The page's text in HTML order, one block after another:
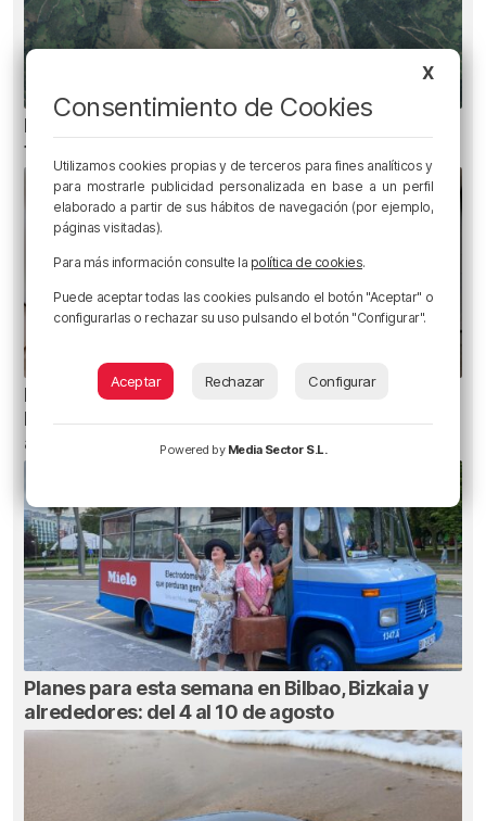
Heridas dos personas en un accidente entre
tres vehículos en la A8 en Muskiz
Planes para este fin de semana en Bilbao,
Bizkaia y alrededores: del 30 de julio al 2 de
agosto
Planes para esta semana en Bilbao, Bizkaia y
alrededores: del 4 al 10 de agosto
X
Consentimiento de Cookies
Utilizamos cookies propias y de terceros para fines analíticos y
para mostrarle publicidad personalizada en base a un perfil
elaborado a partir de sus hábitos de navegación (por ejemplo,
páginas visitadas).
Para más información consulte la política de cookies.
Puede aceptar todas las cookies pulsando el botón "Aceptar" o
configurarlas o rechazar su uso pulsando el botón "Configurar".
Aceptar Rechazar Configurar
Powered by Media Sector S.L.